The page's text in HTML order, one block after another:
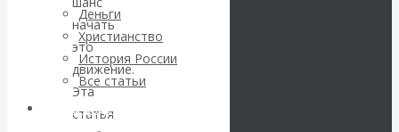
Деньги
Христианство
История России
Все статьи
Архив Видео
Минфины хотят
быть главнее
Центробанков?
начать
это
движение.
Эта
статья